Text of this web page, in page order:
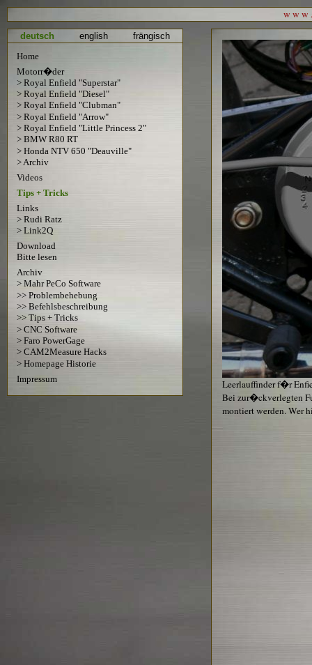
w w w
deutsch english
frängisch
Home
Motorr�der
> Royal Enfield "Superstar"
> Royal Enfield "Diesel"
> Royal Enfield "Clubman"
> Royal Enfield "Arrow"
> Royal Enfield "Little Princess 2"
> BMW R80 RT
> Honda NTV 650 "Deauville"
> Archiv
Videos
Tips + Tricks
Links
> Rudi Ratz
> Link2Q
Download
Bitte lesen
Archiv
> Mahr PeCo Software
>> Problembehebung
>> Befehlsbeschreibung
>> Tips + Tricks
> CNC Software
> Faro PowerGage
> CAM2Measure Hacks
> Homepage Historie
Impressum
Leerlauffinder f�r
Bei zur�ckverlegten
montiert werden. Wer